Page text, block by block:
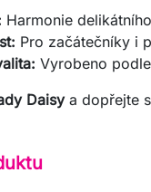
Harmonie
Pro začátečníky i
Vyrobeno
Daisya dopřejte